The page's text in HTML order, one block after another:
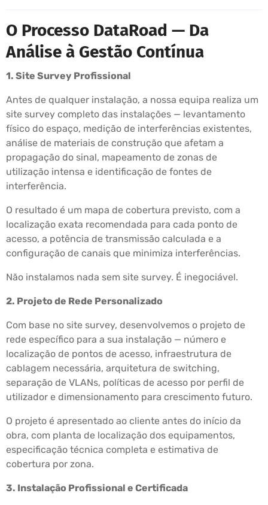
O Processo DataRoad — Da
Análise à Gestão Contínua
1. Site Survey Profissional
Antes de qualquer instalação, a nossa equipa realiza um
site survey completo das instalações — levantamento
físico do espaço, medição de interferências existentes,
análise de materiais de construção que afetam a
propagação do sinal, mapeamento de zonas de
utilização intensa e identificação de fontes de
interferência.
O resultado é um mapa de cobertura previsto, com a
localização exata recomendada para cada ponto de
acesso, a potência de transmissão calculada e a
configuração de canais que minimiza interferências.
Não instalamos nada sem site survey. É inegociável.
2. Projeto de Rede Personalizado
Com base no site survey, desenvolvemos o projeto de
rede específico para a sua instalação — número e
localização de pontos de acesso, infraestrutura de
cablagem necessária, arquitetura de switching,
separação de VLANs, políticas de acesso por perfil de
utilizador e dimensionamento para crescimento futuro.
O projeto é apresentado ao cliente antes do início da
obra, com planta de localização dos equipamentos,
especificação técnica completa e estimativa de
cobertura por zona.
3. Instalação Profissional e Certificada